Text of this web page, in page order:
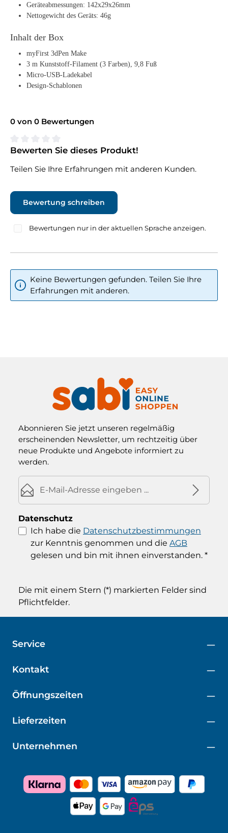
Geräteabmessungen: 142x29x26mm
Nettogewicht des Geräts: 46g
Inhalt der Box
myFirst 3dPen Make
3 m Kunststoff-Filament (3 Farben), 9,8 Fuß
Micro-USB-Ladekabel
Design-Schablonen
0 von 0 Bewertungen
Durchschnittliche Bewertung von 0 von 5 Sternen
Bewerten Sie dieses Produkt!
Teilen Sie Ihre Erfahrungen mit anderen Kunden.
Bewertung schreiben
Bewertungen nur in der aktuellen Sprache anzeigen.
Keine Bewertungen gefunden. Teilen Sie Ihre
Erfahrungen mit anderen.
Abonnieren Sie jetzt unseren regelmäßig
erscheinenden Newsletter, um rechtzeitig über
neue Produkte und Angebote informiert zu
werden.
E-Mail-Adresse*
Datenschutz
Ich habe die Datenschutzbestimmungen
zur Kenntnis genommen und die AGB
gelesen und bin mit ihnen einverstanden. *
Die mit einem Stern (*) markierten Felder sind
Pflichtfelder.
Kontakt
Öffnungszeiten
Service
Unternehmen
Lieferzeiten